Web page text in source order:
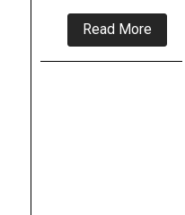
Read More
UE